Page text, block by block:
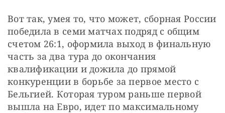
Вот так, умея то, что может, сборная России
победила в семи матчах подряд с общим
счетом 26:1, оформила выход в финальную
часть за два тура до окончания
квалификации и дожила до прямой
конкуренции в борьбе за первое место с
Бельгией. Которая туром раньше первой
вышла на Евро, идет по максимальному